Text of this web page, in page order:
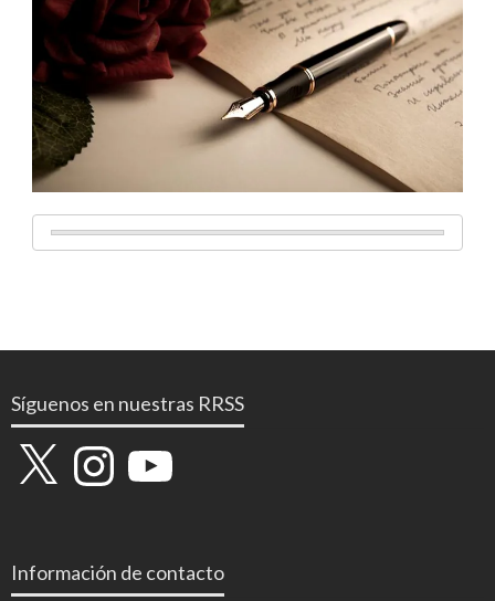
Síguenos en nuestras RRSS
X InstagramYouTube
Información de contacto